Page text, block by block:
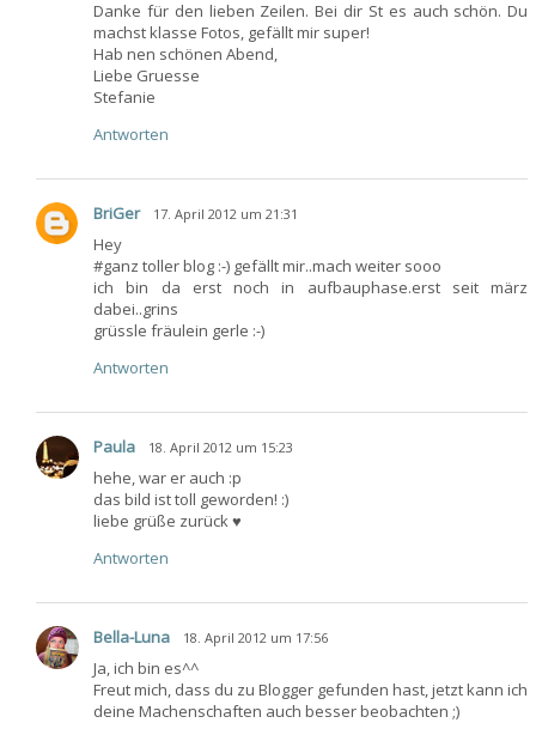
Danke für den lieben Zeilen. Bei dir St es auch schön. Du
machst klasse Fotos, gefällt mir super!
Hab nen schönen Abend,
Liebe Gruesse
Stefanie
Antworten
BriGer 17. April 2012 um 21:31
Hey
#ganz toller blog :-) gefällt mir..mach weiter sooo
ich bin da erst noch in aufbauphase.erst seit märz
dabei..grins
grüssle fräulein gerle :-)
Antworten
Paula 18. April 2012 um 15:23
hehe, war er auch :p
das bild ist toll geworden! :)
liebe grüße zurück ♥
Antworten
Bella-Luna 18. April 2012 um 17:56
Ja, ich bin es^^
Freut mich, dass du zu Blogger gefunden hast, jetzt kann ich
deine Machenschaften auch besser beobachten ;)